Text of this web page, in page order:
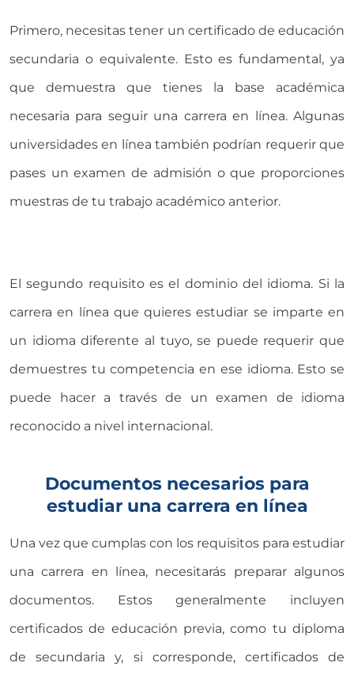
Primero, necesitas tener un certificado de educación
secundaria o equivalente. Esto es fundamental, ya
que demuestra que tienes la base académica
necesaria para seguir una carrera en línea. Algunas
universidades en línea también podrían requerir que
pases un examen de admisión o que proporciones
muestras de tu trabajo académico anterior.
El segundo requisito es el dominio del idioma. Si la
carrera en línea que quieres estudiar se imparte en
un idioma diferente al tuyo, se puede requerir que
demuestres tu competencia en ese idioma. Esto se
puede hacer a través de un examen de idioma
reconocido a nivel internacional.
Documentos necesarios para
estudiar una carrera en línea
Una vez que cumplas con los requisitos para estudiar
una carrera en línea, necesitarás preparar algunos
documentos. Estos generalmente incluyen
certificados de educación previa, como tu diploma
de secundaria y, si corresponde, certificados de